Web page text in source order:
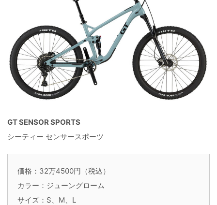
GT SENSOR SPORTS
シーティー センサースポーツ
価格：32万4500円（税込）
カラー：ジューングローム
サイズ：S、M、L